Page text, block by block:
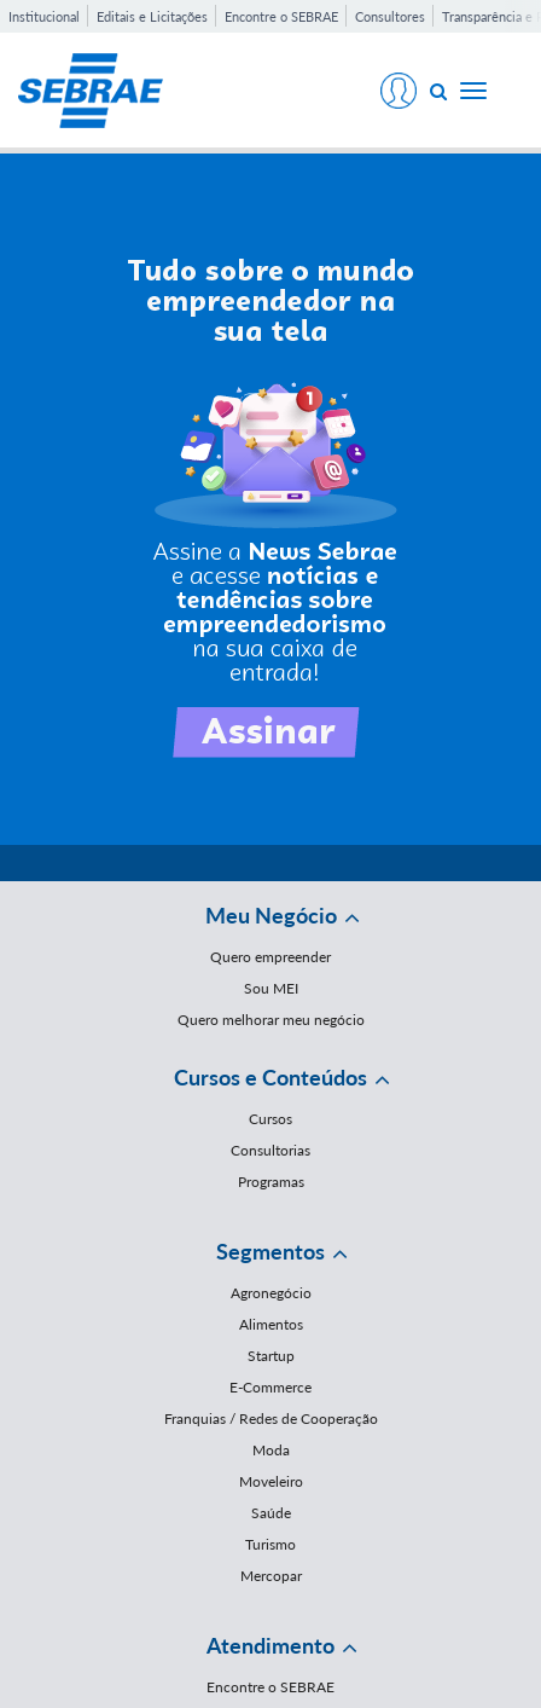
Institucional Editais e Licitações Encontre o SEBRAE Consultores Transparência e
Toggle
Meu Negócio
Quero empreender
Sou MEI
Quero melhorar meu negócio
Cursos e Conteúdos
Cursos
Consultorias
Programas
Segmentos
Agronegócio
Alimentos
Startup
E-Commerce
Franquias / Redes de Cooperação
Moda
Moveleiro
Saúde
Turismo
Mercopar
Atendimento
Encontre o SEBRAE